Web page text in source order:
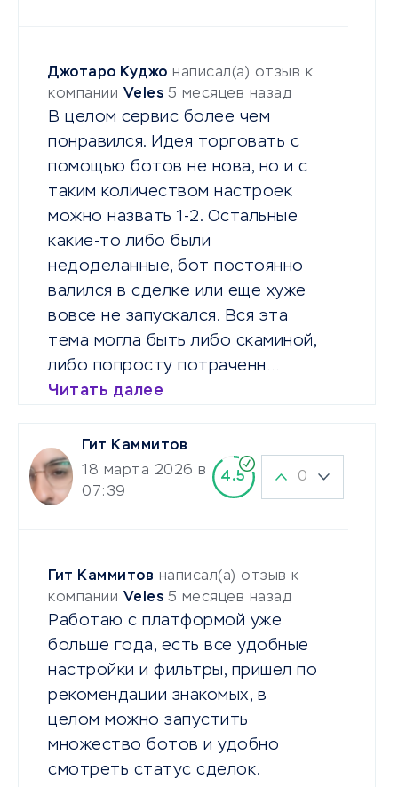
Джотаро Куджо написал(а) отзыв к
компании Veles 5 месяцев назад
В целом сервис более чем
понравился. Идея торговать с
помощью ботов не нова, но и с
таким количеством настроек
можно назвать 1-2. Остальные
какие-то либо были
недоделанные, бот постоянно
валился в сделке или еще хуже
вовсе не запускался. Вся эта
тема могла быть либо скаминой,
либо попросту потраченн…
Читать далее
Гит Каммитов
18 марта 2026 в
07:39
4.5 0
Гит Каммитов написал(а) отзыв к
компании Veles 5 месяцев назад
Работаю с платформой уже
больше года, есть все удобные
настройки и фильтры, пришел по
рекомендации знакомых, в
целом можно запустить
множество ботов и удобно
смотреть статус сделок.